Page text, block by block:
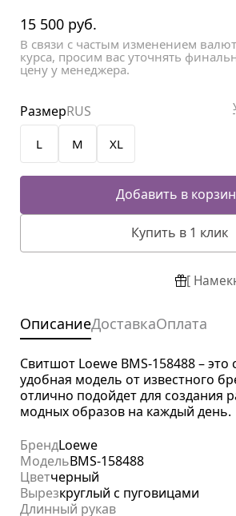
15 500 руб.
В связи с частым изменением
курса, просим вас уточнять
цену у менеджера.
L M XL
РазмерRUS
Добавить в
Купить в 1 клик
[
ОписаниеДоставкаОплата
Свитшот Loewe BMS-158488 – это
удобная модель от известного
отлично подойдет для создания
модных образов на каждый день.
БрендLoewe
МодельBMS-158488
Цветчерный
Вырезкруглый с пуговицами
Длинный рукав